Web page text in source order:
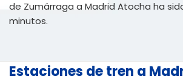
de Zumárraga a Madrid Atocha ha
minutos.
Estaciones de tren a